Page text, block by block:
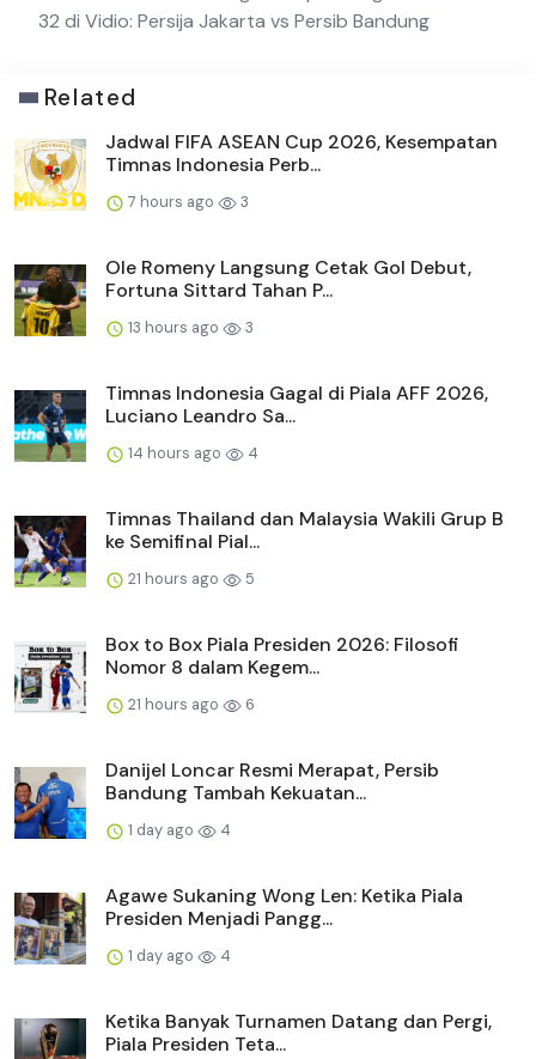
32 di Vidio: Persija Jakarta vs Persib Bandung
Related
Jadwal FIFA ASEAN Cup 2026, Kesempatan
Timnas Indonesia Perb...
7 hours ago 3
Ole Romeny Langsung Cetak Gol Debut,
Fortuna Sittard Tahan P...
13 hours ago 3
Timnas Indonesia Gagal di Piala AFF 2026,
Luciano Leandro Sa...
14 hours ago 4
Timnas Thailand dan Malaysia Wakili Grup B
ke Semifinal Pial...
21 hours ago 5
Box to Box Piala Presiden 2026: Filosofi
Nomor 8 dalam Kegem...
21 hours ago 6
Danijel Loncar Resmi Merapat, Persib
Bandung Tambah Kekuatan...
1 day ago 4
Agawe Sukaning Wong Len: Ketika Piala
Presiden Menjadi Pangg...
1 day ago 4
Ketika Banyak Turnamen Datang dan Pergi,
Piala Presiden Teta...